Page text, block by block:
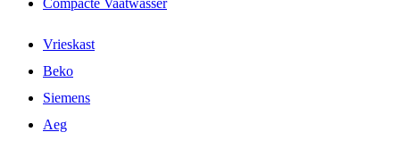
Compacte Vaatwasser
Vrieskast
Beko
Siemens
Aeg